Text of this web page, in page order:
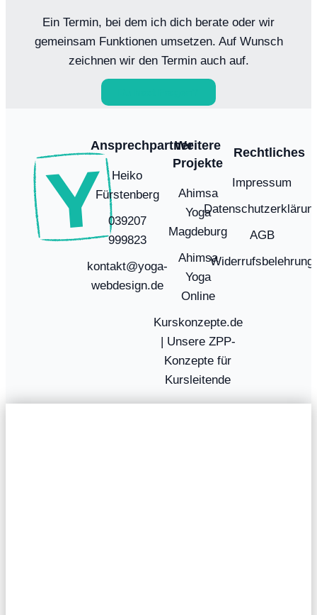
Ein Termin, bei dem ich dich berate oder wir
gemeinsam Funktionen umsetzen. Auf Wunsch
zeichnen wir den Termin auch auf.
Ansprechpartner
Heiko
Fürstenberg
039207
999823
kontakt@yoga-
webdesign.de
Weitere
Projekte
Ahimsa
Yoga
Magdeburg
Ahimsa
Yoga
Online
Kurskonzepte.de
| Unsere ZPP-
Konzepte für
Kursleitende
Rechtliches
Impressum
AGB
Widerrufsbelehrung